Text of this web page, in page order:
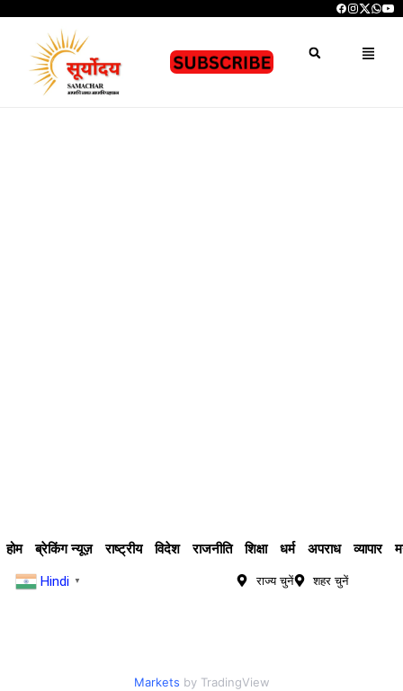
होम ब्रेकिंग न्यूज़ राष्ट्रीय विदेश राजनीति शिक्षा धर्म अपराध व्यापार
Hindi ▼ राज्य चुनें शहर चुनें
Markets by TradingView